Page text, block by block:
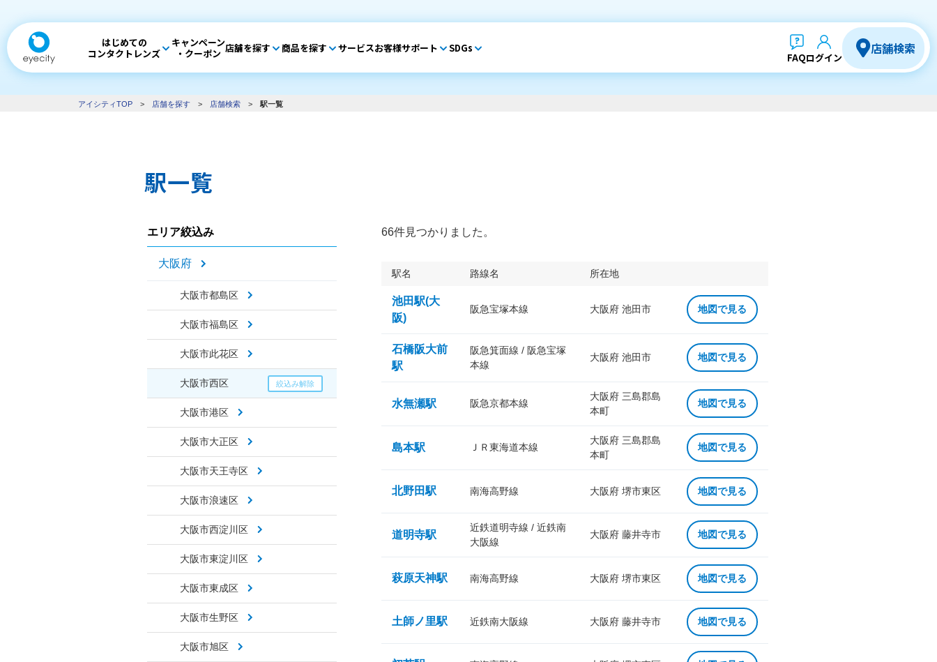
はじめての
コンタクトレンズ
キャンペーン
・クーポン 店舗を探す 商品を探す サービスお客様サポート SDGs
FAQログイン
店舗検索
アイシティTOP > 店舗を探す > 店舗検索 > 駅一覧
駅一覧
エリア絞込み
大阪府
大阪市都島区
大阪市福島区
大阪市此花区
大阪市西区
大阪市港区
大阪市大正区
大阪市天王寺区
大阪市浪速区
大阪市西淀川区
大阪市東淀川区
大阪市東成区
大阪市生野区
大阪市旭区
66件見つかりました。
駅名 路線名 所在地
池田駅(大
阪)
阪急宝塚本線 大阪府 池田市 地図で見る
石橋阪大前
駅
阪急箕面線 / 阪急宝塚
本線
大阪府 池田市 地図で見る
水無瀬駅 阪急京都本線
大阪府 三島郡島
本町
地図で見る
島本駅 ＪＲ東海道本線
大阪府 三島郡島
本町
地図で見る
北野田駅 南海高野線 大阪府 堺市東区 地図で見る
道明寺駅
近鉄道明寺線 / 近鉄南
大阪線
大阪府 藤井寺市 地図で見る
萩原天神駅 南海高野線 大阪府 堺市東区 地図で見る
土師ノ里駅 近鉄南大阪線 大阪府 藤井寺市 地図で見る